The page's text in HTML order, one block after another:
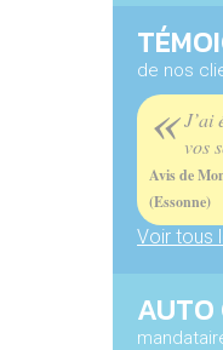
de nos
« J’ai
vos
Avis de
(Essonne)
Voir tous
AUTO